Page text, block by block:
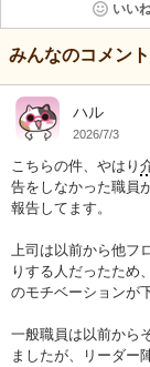
いい
みんなのコメント
ハル
2026/7/3
こちらの件、やはり
告をしなかった職員
報告してます。
上司は以前から他フ
りする人だったため
のモチベーションが
一般職員は以前から
ましたが、リーダー